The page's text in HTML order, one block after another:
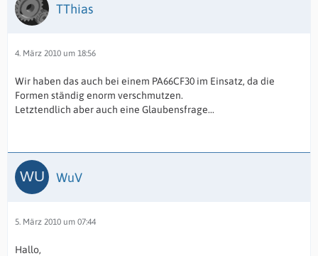
TThias
4. März 2010 um 18:56
Wir haben das auch bei einem PA66CF30 im Einsatz, da die
Formen ständig enorm verschmutzen.
Letztendlich aber auch eine Glaubensfrage...
WuV
5. März 2010 um 07:44
Hallo,